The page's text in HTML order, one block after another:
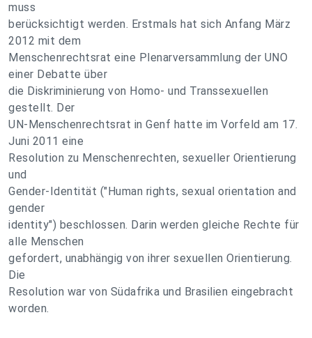
muss
berücksichtigt werden. Erstmals hat sich Anfang März
2012 mit dem
Menschenrechtsrat eine Plenarversammlung der UNO
einer Debatte über
die Diskriminierung von Homo- und Transsexuellen
gestellt. Der
UN-Menschenrechtsrat in Genf hatte im Vorfeld am 17.
Juni 2011 eine
Resolution zu Menschenrechten, sexueller Orientierung
und
Gender-Identität ("Human rights, sexual orientation and
gender
identity") beschlossen. Darin werden gleiche Rechte für
alle Menschen
gefordert, unabhängig von ihrer sexuellen Orientierung.
Die
Resolution war von Südafrika und Brasilien eingebracht
worden.